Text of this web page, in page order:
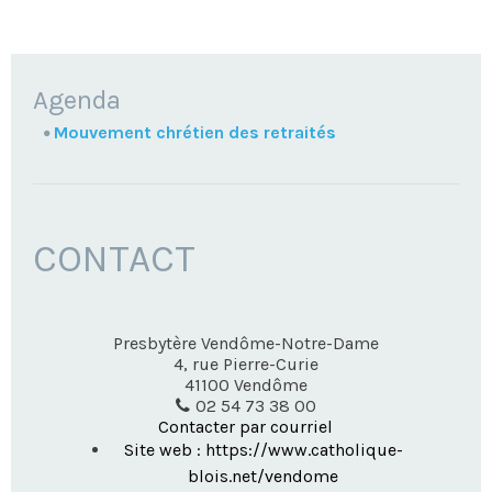
NAVIGATION
Agenda
Mouvement chrétien des retraités
CONTACT
Presbytère Vendôme-Notre-Dame
4, rue Pierre-Curie
41100 Vendôme
02 54 73 38 00
Contacter par courriel
Site web : https://www.catholique-
blois.net/vendome